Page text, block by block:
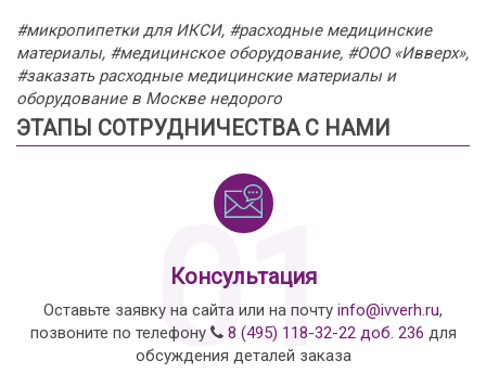
#микропипетки для ИКСИ, #расходные медицинские
материалы, #медицинское оборудование, #ООО «Ивверх»,
#заказать расходные медицинские материалы и
оборудование в Москве недорого
ЭТАПЫ СОТРУДНИЧЕСТВА С НАМИ
01
Консультация
Оставьте заявку на сайта или на почту info@ivverh.ru,
позвоните по телефону
8 (495) 118-32-22 доб. 236 для
обсуждения деталей заказа